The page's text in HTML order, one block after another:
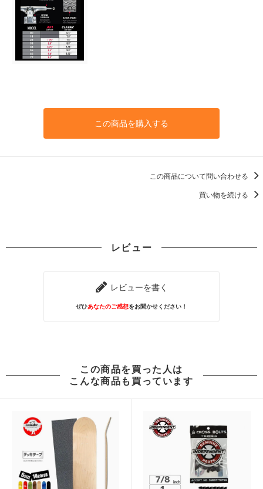
この商品を購入する
この商品について問い合わせる
買い物を続ける
レビュー
レビューを書く
ぜひあなたのご感想をお聞かせください！
この商品を買った人は
こんな商品も買っています